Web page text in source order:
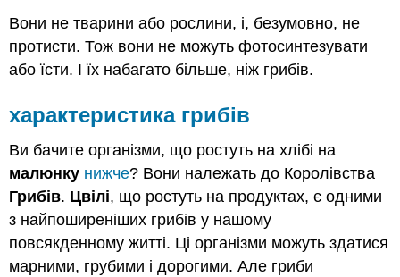
Вони не тварини або рослини, і, безумовно, не
протисти. Тож вони не можуть фотосинтезувати
або їсти. І їх набагато більше, ніж грибів.
характеристика грибів
Ви бачите організми, що ростуть на хлібі на
малюнку нижче? Вони належать до Королівства
Грибів. Цвілі, що ростуть на продуктах, є одними
з найпоширеніших грибів у нашому
повсякденному житті. Ці організми можуть здатися
марними, грубими і дорогими. Але гриби